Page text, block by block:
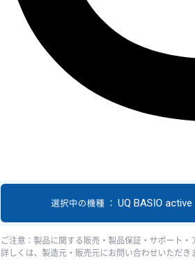
選択中の機種 ： UQ BASIO active
ご注意：製品に関する販売・製品保証・サポート
詳しくは、製造元・販売元にお問い合わせいただき